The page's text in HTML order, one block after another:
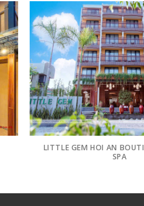
LITTLE GEM HOI AN
SPA